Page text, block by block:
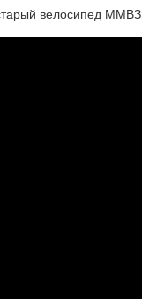
велосипед ММВЗ